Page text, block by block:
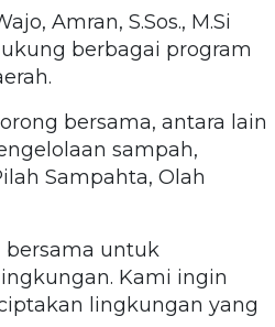
Amran, S.Sos., M.Si
berbagai program
bersama, antara lain
sampah,
Sampahta, Olah
bersama untuk
Kami ingin
lingkungan yang